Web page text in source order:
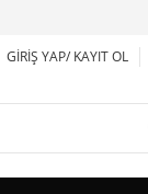
GIRIŞ YAP/ KAYIT OL